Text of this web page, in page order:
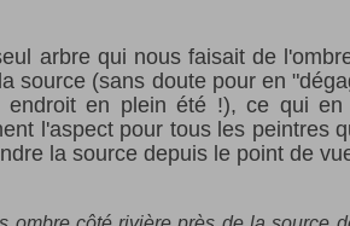
arbre qui nous faisait de
source (sans doute pour en
en plein été !), ce qui en
l'aspect pour tous les peintres
la source depuis le point de